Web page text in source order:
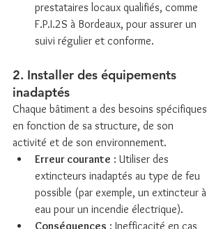
prestataires locaux qualifiés, comme
F.P.I.2S à Bordeaux, pour assurer un
suivi régulier et conforme.
2. Installer des équipements
inadaptés
Chaque bâtiment a des besoins spécifiques
en fonction de sa structure, de son
activité et de son environnement.
Erreur courante : Utiliser des
extincteurs inadaptés au type de feu
possible (par exemple, un extincteur à
eau pour un incendie électrique).
Conséquences : Inefficacité en cas